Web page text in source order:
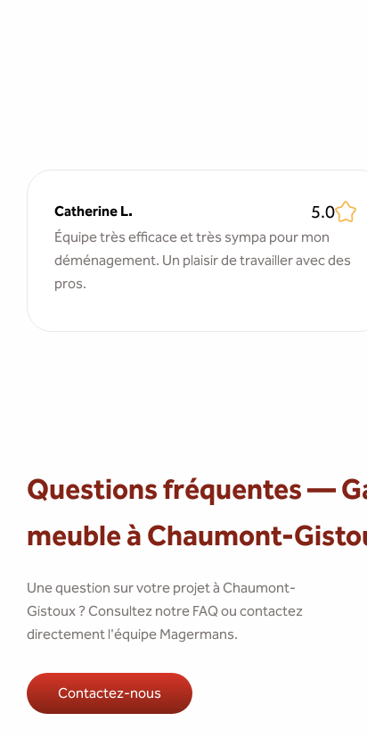
Catherine L. 5.0
Équipe très efficace et très sympa pour mon
déménagement. Un plaisir de travailler avec des
pros.
Questions fréquentes —
meuble à Chaumont-
Une question sur votre projet à Chaumont-
Gistoux ? Consultez notre FAQ ou contactez
directement l'équipe Magermans.
Contactez-nous